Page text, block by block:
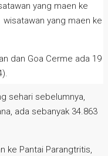
yang maen ke
wisatawan yang maen ke
dan Goa Cerme ada 19
sehari sebelumnya,
ada sebanyak 34.863
ke Pantai Parangtritis,